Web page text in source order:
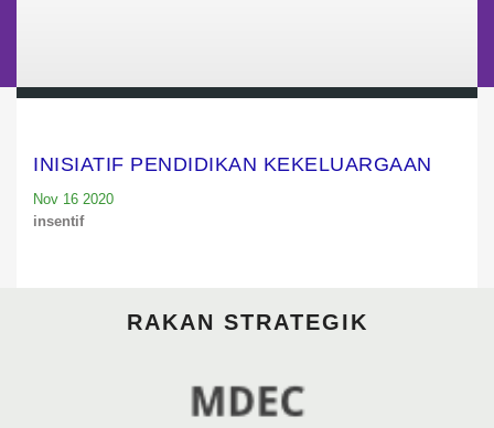
INISIATIF PENDIDIKAN KEKELUARGAAN
Nov 16 2020
insentif
RAKAN STRATEGIK